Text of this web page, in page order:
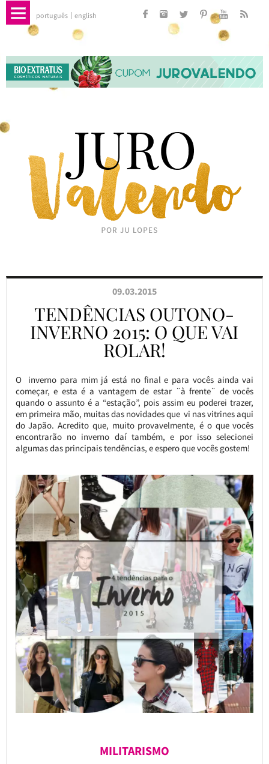
português english
09.03.2015
TENDÊNCIAS OUTONO-
INVERNO 2015: O QUE VAI
ROLAR!
O inverno para mim já está no final e para vocês ainda vai
começar, e esta é a vantagem de estar ¨à frente¨ de vocês
quando o assunto é a “estação”, pois assim eu poderei trazer,
em primeira mão, muitas das novidades que vi nas vitrines aqui
do Japão. Acredito que, muito provavelmente, é o que vocês
encontrarão no inverno daí também, e por isso selecionei
algumas das principais tendências, e espero que vocês gostem!
MILITARISMO